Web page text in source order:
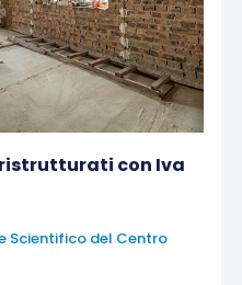
con Iva
Scientifico del Centro